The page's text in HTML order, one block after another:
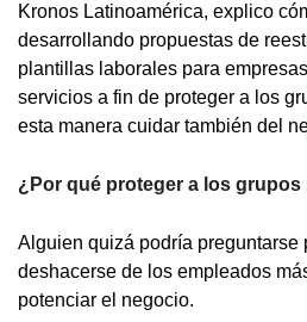
Kronos Latinoamérica, explico
desarrollando propuestas de
plantillas laborales para
servicios a fin de proteger a los
esta manera cuidar también del
¿Por qué proteger a los grupos
Alguien quizá podría preguntarse
deshacerse de los empleados
potenciar el negocio.